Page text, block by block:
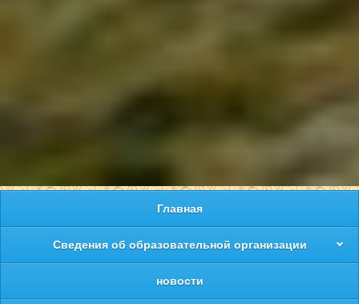
Главная
Сведения об образовательной организации
новости